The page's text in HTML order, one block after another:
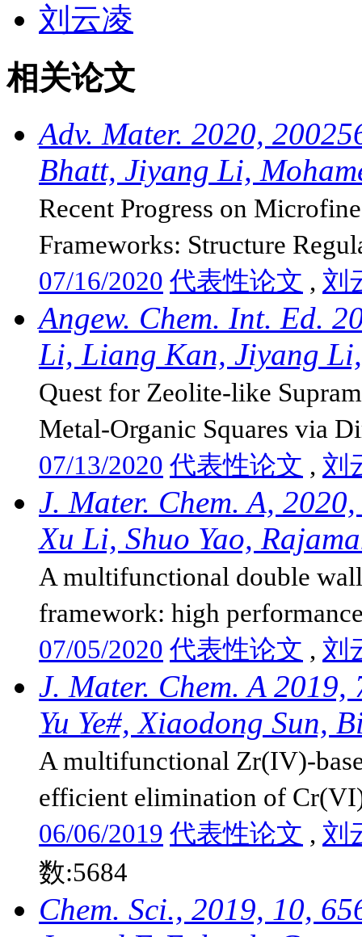
刘云凌
相关论文
Adv. Mater. 2020,
Bhatt, Jiyang Li,
Recent Progress on
Frameworks: Structure
07/16/2020 代表性论文 , 刘
Angew. Chem. Int. Ed.
Li, Liang Kan, Jiyang
Quest for Zeolite-like
Metal-Organic Squares via
07/13/2020 代表性论文 , 刘
J. Mater. Chem. A,
Xu Li, Shuo Yao,
A multifunctional double
framework: high
07/05/2020 代表性论文 , 刘
J. Mater. Chem. A
Yu Ye#, Xiaodong Sun,
A multifunctional Zr(IV)-
efficient elimination of
06/06/2019 代表性论文 , 刘
数:5684
Chem. Sci., 2019, 10,